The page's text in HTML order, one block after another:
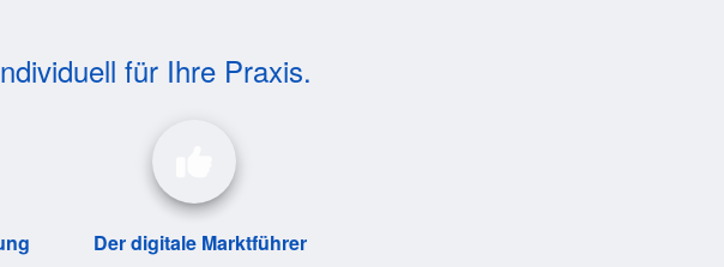
für Ihre Praxis.
Der digitale Marktführer